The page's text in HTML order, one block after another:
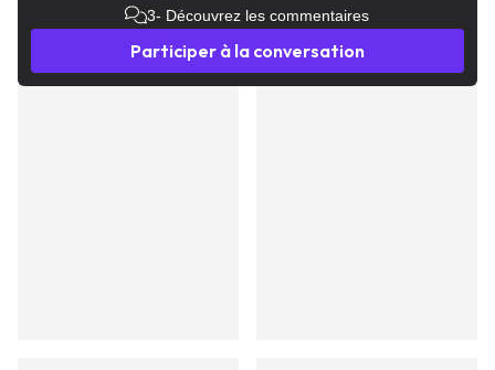
3- Découvrez les commentaires
Participer à la conversation